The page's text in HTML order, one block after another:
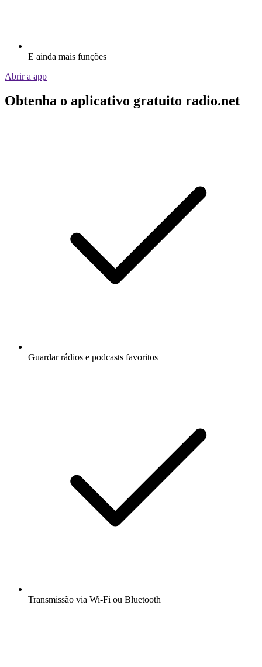
E ainda mais funções
Abrir a app
Obtenha o aplicativo gratuito radio.net
Guardar rádios e podcasts favoritos
Transmissão via Wi-Fi ou Bluetooth